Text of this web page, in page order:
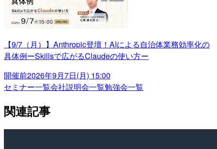
【9/7（月）】Anthropic登壇！AIによる自治体業務効率化の
具体例ーSkillsで広がるClaudeの使い方ー
開催前2026年9月7日(月) 15:00
セミナー一覧会社説明会一覧勉強会一覧
関連記事